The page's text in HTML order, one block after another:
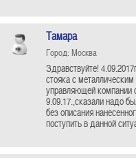
Тамара
Город: Москва
Здравствуйте!
стояка с
управляющей компании
9.09.17.,сказали надо
без описания
поступить в данной